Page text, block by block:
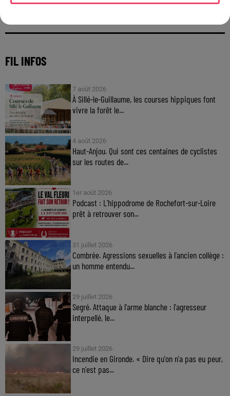
FIL INFOS
7 août 2026
À Sillé-le-Guillaume, les courses hippiques font
vivre la forêt le...
4 août 2026
Haut-Anjou. Qui sont ces centaines de cyclistes
sur les routes de...
1er août 2026
Podcast : L’hippodrome de Rochefort-sur-Loire
prêt à retrouver son...
31 juillet 2026
Combrée. Agressions sexuelles à l'ancien collège :
un homme entendu...
29 juillet 2026
Segré. Attaque à l'arme blanche : l'agresseur
interpellé, le...
29 juillet 2026
Incendie en Gironde. « Dire qu'on n'a pas eu peur,
ce n'est pas...